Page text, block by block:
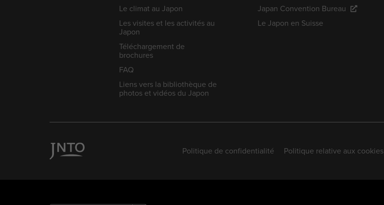
Le climat au Japon
Les visites et les activités au
Japon
Téléchargement de
brochures
FAQ
Liens vers la bibliothèque de
photos et vidéos du Japon
Japan Convention Bureau
Le Japon en Suisse
Politique de confidentialité Politique relative aux cookies